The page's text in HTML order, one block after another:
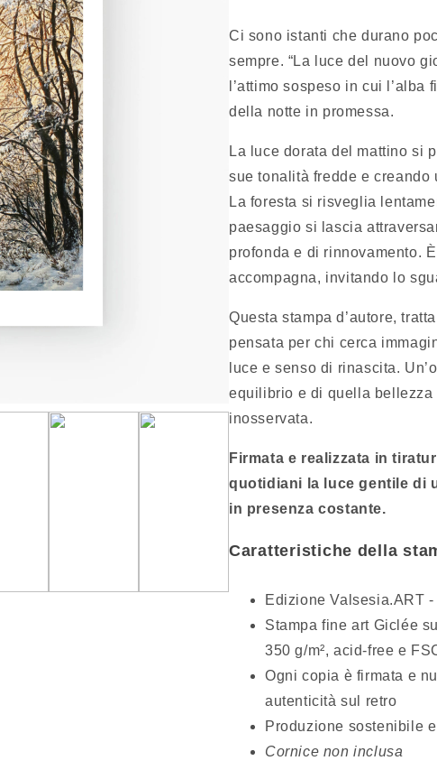
Ci sono istanti che durano
sempre. “La luce del nuovo
l’attimo sospeso in cui
della notte in promessa.
La luce dorata del mattino si
sue tonalità fredde e
La foresta si risveglia
paesaggio si lascia
profonda e di rinnovamento.
accompagna, invitando lo
Questa stampa d’autore,
pensata per chi cerca
luce e senso di rinascita.
equilibrio e di quella
inosservata.
Firmata e realizzata in
quotidiani la luce gentile di
in presenza costante.
Caratteristiche della
Edizione Valsesia.ART
Stampa fine art Giclée
350 g/m², acid-free e
Ogni copia è firmata e
autenticità sul retro
Produzione sostenibile
Cornice non inclusa